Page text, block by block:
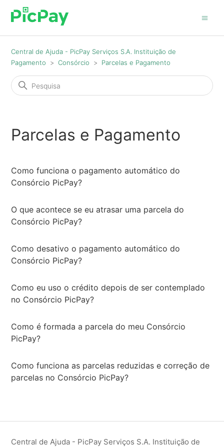
Central de Ajuda - PicPay Serviços S.A. Instituição de
Pagamento
Consórcio Parcelas e Pagamento
Parcelas e Pagamento
Como funciona o pagamento automático do
Consórcio PicPay?
O que acontece se eu atrasar uma parcela do
Consórcio PicPay?
Como desativo o pagamento automático do
Consórcio PicPay?
Como eu uso o crédito depois de ser contemplado
no Consórcio PicPay?
Como é formada a parcela do meu Consórcio
PicPay?
Como funciona as parcelas reduzidas e correção de
parcelas no Consórcio PicPay?
Central de Ajuda - PicPay Serviços S.A. Instituição de